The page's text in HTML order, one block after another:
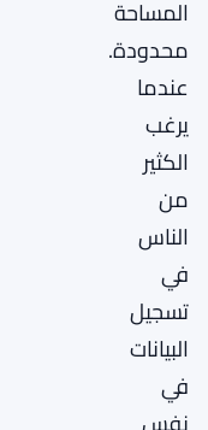
المساحة
محدودة.
عندما
يرغب
الكثير
من
الناس
في
تسجيل
البيانات
في